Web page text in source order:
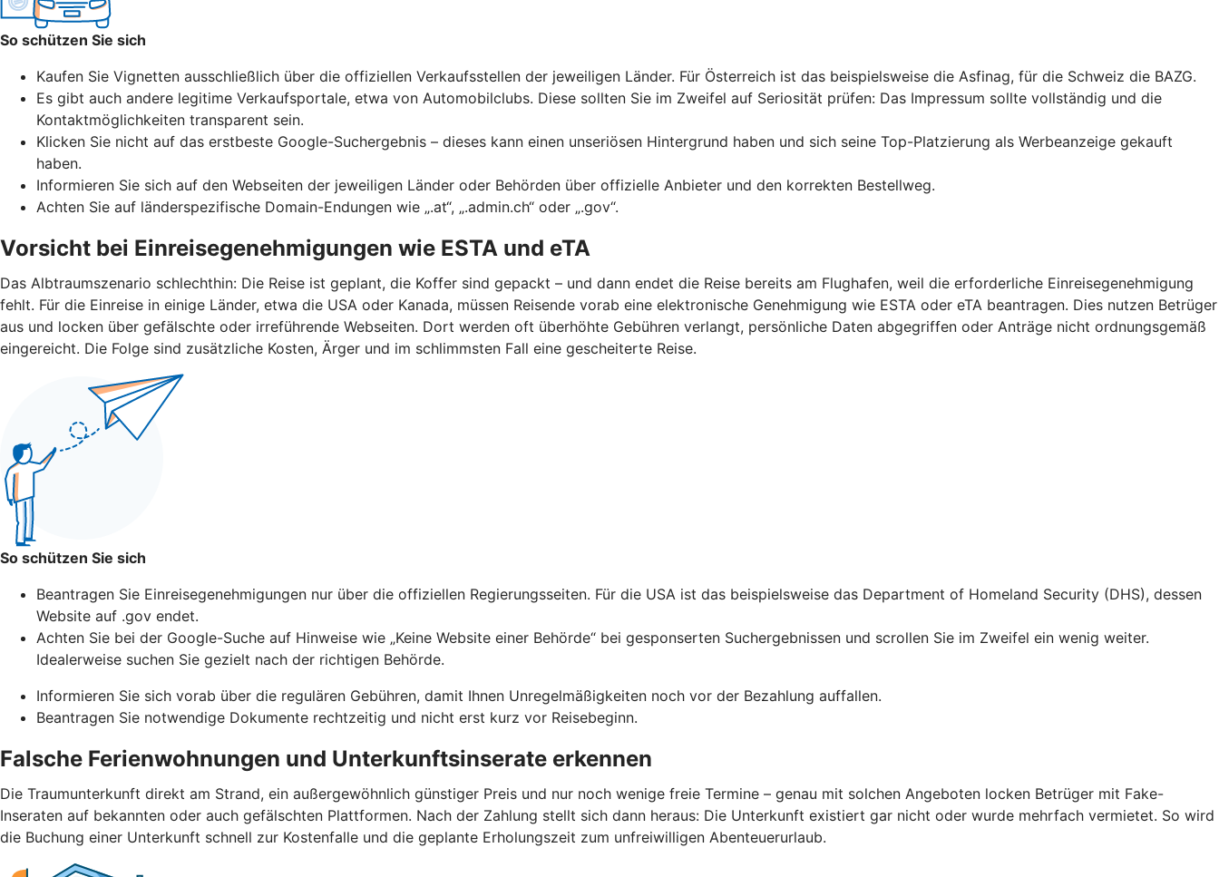
So schützen Sie sich
Kaufen Sie Vignetten ausschließlich über die offiziellen Verkaufsstellen der jeweiligen Länder. Für Österreich ist das beispielsweise die Asfinag, für die Schweiz die BAZG.
Es gibt auch andere legitime Verkaufsportale, etwa von Automobilclubs. Diese sollten Sie im Zweifel auf Seriosität prüfen: Das Impressum sollte vollständig und die
Kontaktmöglichkeiten transparent sein.
Klicken Sie nicht auf das erstbeste Google-Suchergebnis – dieses kann einen unseriösen Hintergrund haben und sich seine Top-Platzierung als Werbeanzeige gekauft
haben.
Informieren Sie sich auf den Webseiten der jeweiligen Länder oder Behörden über offizielle Anbieter und den korrekten Bestellweg.
Achten Sie auf länderspezifische Domain-Endungen wie „.at“, „.admin.ch“ oder „.gov“.
Vorsicht bei Einreisegenehmigungen wie ESTA und eTA
Das Albtraumszenario schlechthin: Die Reise ist geplant, die Koffer sind gepackt – und dann endet die Reise bereits am Flughafen, weil die erforderliche Einreisegenehmigung
fehlt. Für die Einreise in einige Länder, etwa die USA oder Kanada, müssen Reisende vorab eine elektronische Genehmigung wie ESTA oder eTA beantragen. Dies nutzen Betrüger
aus und locken über gefälschte oder irreführende Webseiten. Dort werden oft überhöhte Gebühren verlangt, persönliche Daten abgegriffen oder Anträge nicht ordnungsgemäß
eingereicht. Die Folge sind zusätzliche Kosten, Ärger und im schlimmsten Fall eine gescheiterte Reise.
So schützen Sie sich
Beantragen Sie Einreisegenehmigungen nur über die offiziellen Regierungsseiten. Für die USA ist das beispielsweise das Department of Homeland Security (DHS), dessen
Website auf .gov endet.
Achten Sie bei der Google-Suche auf Hinweise wie „Keine Website einer Behörde“ bei gesponserten Suchergebnissen und scrollen Sie im Zweifel ein wenig weiter.
Idealerweise suchen Sie gezielt nach der richtigen Behörde.
Informieren Sie sich vorab über die regulären Gebühren, damit Ihnen Unregelmäßigkeiten noch vor der Bezahlung auffallen.
Beantragen Sie notwendige Dokumente rechtzeitig und nicht erst kurz vor Reisebeginn.
Falsche Ferienwohnungen und Unterkunftsinserate erkennen
Die Traumunterkunft direkt am Strand, ein außergewöhnlich günstiger Preis und nur noch wenige freie Termine – genau mit solchen Angeboten locken Betrüger mit Fake-
Inseraten auf bekannten oder auch gefälschten Plattformen. Nach der Zahlung stellt sich dann heraus: Die Unterkunft existiert gar nicht oder wurde mehrfach vermietet. So wird
die Buchung einer Unterkunft schnell zur Kostenfalle und die geplante Erholungszeit zum unfreiwilligen Abenteuerurlaub.